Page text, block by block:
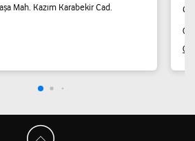
Mah. Kazım Karabekir Cad.